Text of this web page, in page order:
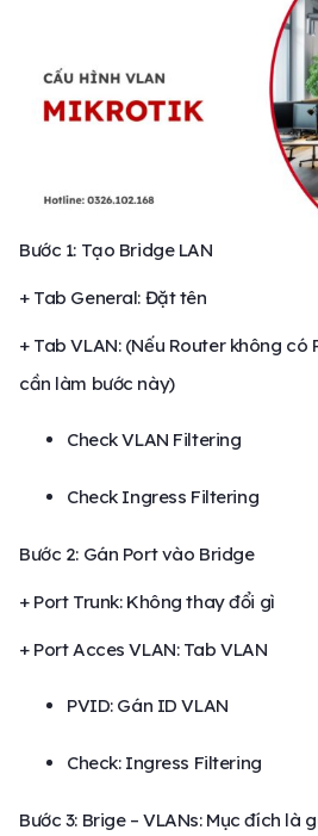
Bước 1: Tạo Bridge LAN
+ Tab General: Đặt tên
+ Tab VLAN: (Nếu Router không
cần làm bước này)
Check VLAN Filtering
Check Ingress Filtering
Bước 2: Gán Port vào Bridge
+ Port Trunk: Không thay đổi gì
+ Port Acces VLAN: Tab VLAN
PVID: Gán ID VLAN
Check: Ingress Filtering
Bước 3: Brige – VLANs: Mục đích là